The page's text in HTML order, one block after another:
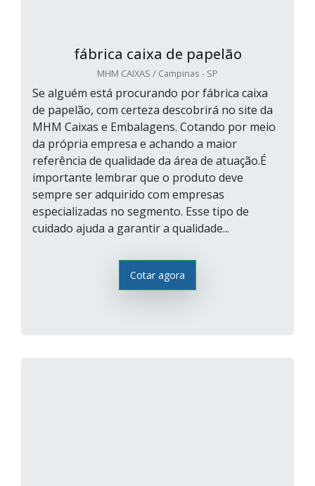
fábrica caixa de papelão
MHM CAIXAS / Campinas - SP
Se alguém está procurando por fábrica caixa
de papelão, com certeza descobrirá no site da
MHM Caixas e Embalagens. Cotando por meio
da própria empresa e achando a maior
referência de qualidade da área de atuação.É
importante lembrar que o produto deve
sempre ser adquirido com empresas
especializadas no segmento. Esse tipo de
cuidado ajuda a garantir a qualidade...
Cotar agora